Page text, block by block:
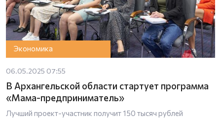
Экономика
06.05.2025 07:55
В Архангельской области стартует программа
«Мама-предприниматель»
Лучший проект-участник получит 150 тысяч рублей